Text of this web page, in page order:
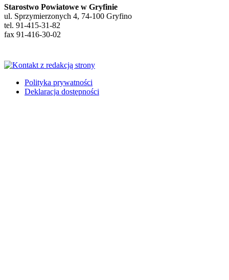
Starostwo Powiatowe w Gryfinie
ul. Sprzymierzonych 4, 74-100 Gryfino
tel. 91-415-31-82
fax 91-416-30-02
Polityka prywatności
Deklaracja dostępności